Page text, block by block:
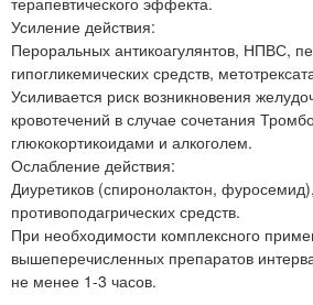
Усиление действия:
Пероральных антикоагулянтов, НПВС,
гипогликемических средств,
Усиливается риск возникновения
кровотечений в случае сочетания
глюкокортикоидами и алкоголем.
Ослабление действия:
Диуретиков (спиронолактон, фуросемид),
противоподагрических средств.
При необходимости комплексного
вышеперечисленных препаратов
не менее 1-3 часов.